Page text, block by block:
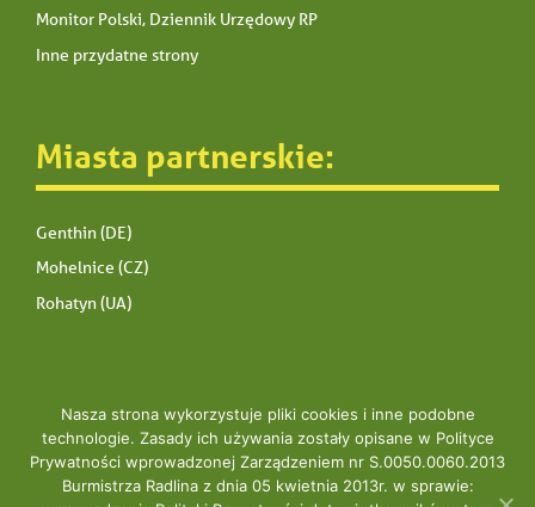
Monitor Polski, Dziennik Urzędowy RP
Inne przydatne strony
Miasta partnerskie:
Genthin (DE)
Mohelnice (CZ)
Rohatyn (UA)
Copyright © 2020 UM Radlin
Nasza strona wykorzystuje pliki cookies i inne podobne
technologie. Zasady ich używania zostały opisane w Polityce
Prywatności wprowadzonej Zarządzeniem nr S.0050.0060.2013
Burmistrza Radlina z dnia 05 kwietnia 2013r. w sprawie: